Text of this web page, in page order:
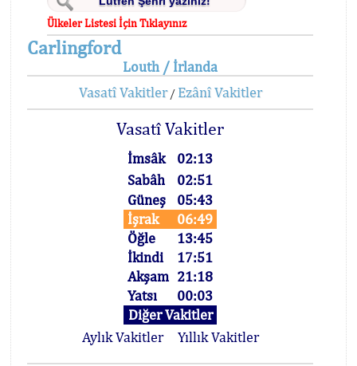
Ülkeler Listesi İçin Tıklayınız
Carlingford
Louth / İrlanda
Vasatî Vakitler/ Ezânî Vakitler
Vasatî Vakitler
İmsâk
02:13
Sabâh
02:51
Güneş
05:43
İşrak
06:49
Öğle
13:45
İkindi
17:51
Akşam 21:18
Yatsı
00:03
Diğer Vakitler
Aylık Vakitler
Yıllık Vakitler